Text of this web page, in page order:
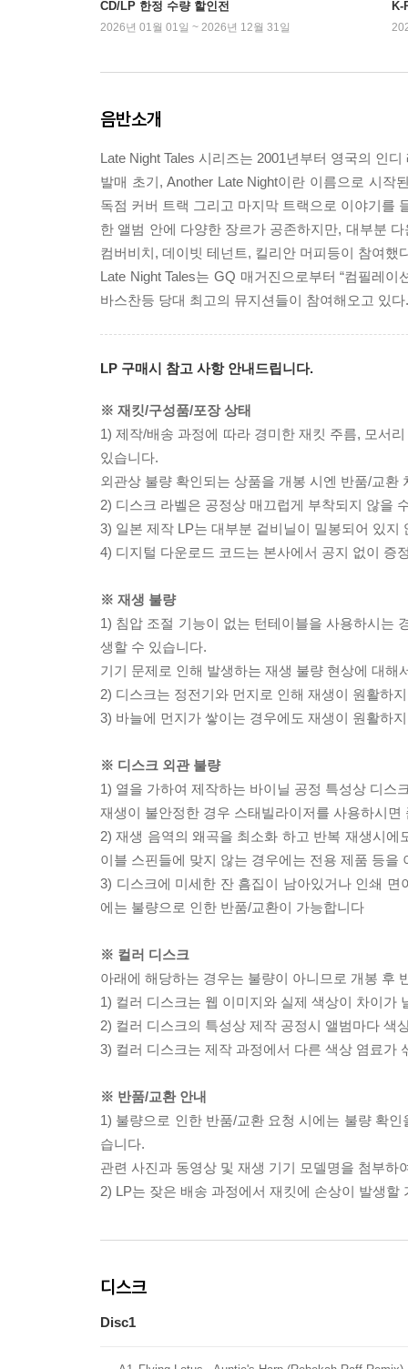
CD/LP 한정 수량 할인전
2026년 01월 01일 ~ 2026년 12월 31일
K-
음반소개
Late Night Tales 시리즈는 2001년부터 영국의 인
발매 초기, Another Late Night이란 이름으로 시작
독점 커버 트랙 그리고 마지막 트랙으로 이야기를
한 앨범 안에 다양한 장르가 공존하지만, 대부분
컴버비치, 데이빗 테넌트, 킬리안 머피등이 참여했
Late Night Tales는 GQ 매거진으로부터 “컴필레
바스찬등 당대 최고의 뮤지션들이 참여해오고 있다.
LP 구매시 참고 사항 안내드립니다.
※ 재킷/구성품/포장 상태
1) 제작/배송 과정에 따라 경미한 재킷 주름, 모서
있습니다.
외관상 불량 확인되는 상품을 개봉 시엔 반품/교환
2) 디스크 라벨은 공정상 매끄럽게 부착되지 않을
3) 일본 제작 LP는 대부분 겉비닐이 밀봉되어 있지
4) 디지털 다운로드 코드는 본사에서 공지 없이 증
※ 재생 불량
1) 침압 조절 기능이 없는 턴테이블을 사용하시는
생할 수 있습니다.
기기 문제로 인해 발생하는 재생 불량 현상에 대
2) 디스크는 정전기와 먼지로 인해 재생이 원활하
3) 바늘에 먼지가 쌓이는 경우에도 재생이 원활하
※ 디스크 외관 불량
1) 열을 가하여 제작하는 바이닐 공정 특성상 디스
재생이 불안정한 경우 스태빌라이저를 사용하시
2) 재생 음역의 왜곡을 최소화 하고 반복 재생시
이블 스핀들에 맞지 않는 경우에는 전용 제품 등
3) 디스크에 미세한 잔 흠집이 남아있거나 인쇄
에는 불량으로 인한 반품/교환이 가능합니다
※ 컬러 디스크
아래에 해당하는 경우는 불량이 아니므로 개봉 후
1) 컬러 디스크는 웹 이미지와 실제 색상이 차이가
2) 컬러 디스크의 특성상 제작 공정시 앨범마다 색
3) 컬러 디스크는 제작 과정에서 다른 색상 염료가
※ 반품/교환 안내
1) 불량으로 인한 반품/교환 요청 시에는 불량 확
습니다.
관련 사진과 동영상 및 재생 기기 모델명을 첨부하
2) LP는 잦은 배송 과정에서 재킷에 손상이 발생
디스크
Disc1